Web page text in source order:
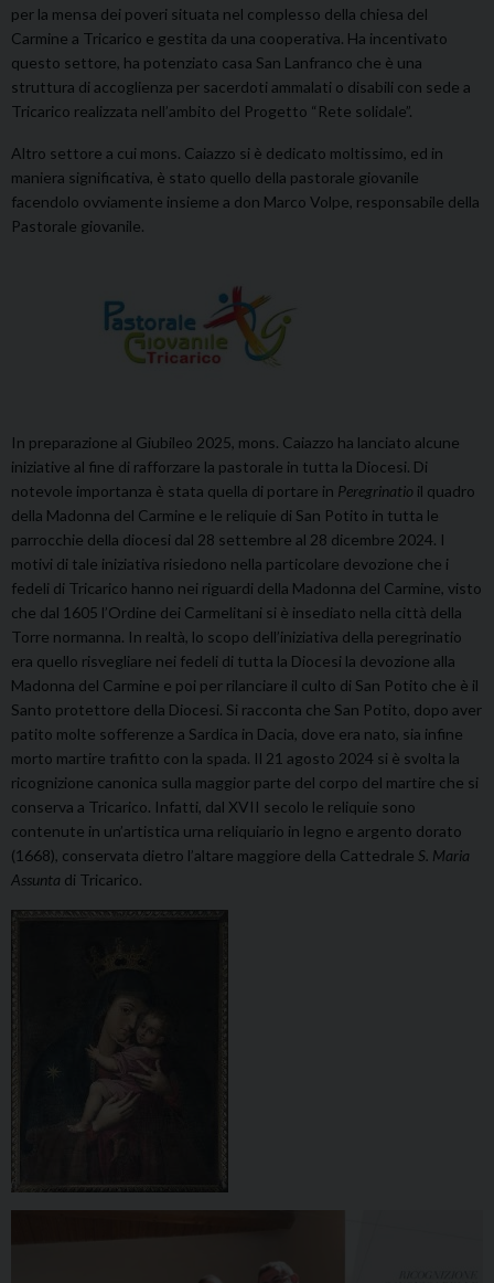
per la mensa dei poveri situata nel complesso della chiesa del
Carmine a Tricarico e gestita da una cooperativa. Ha incentivato
questo settore, ha potenziato casa San Lanfranco che è una
struttura di accoglienza per sacerdoti ammalati o disabili con sede a
Tricarico realizzata nell’ambito del Progetto “Rete solidale”.
Altro settore a cui mons. Caiazzo si è dedicato moltissimo, ed in
maniera significativa, è stato quello della pastorale giovanile
facendolo ovviamente insieme a don Marco Volpe, responsabile della
Pastorale giovanile.
In preparazione al Giubileo 2025, mons. Caiazzo ha lanciato alcune
iniziative al fine di rafforzare la pastorale in tutta la Diocesi. Di
notevole importanza è stata quella di portare in Peregrinatio il quadro
della Madonna del Carmine e le reliquie di San Potito in tutta le
parrocchie della diocesi dal 28 settembre al 28 dicembre 2024. I
motivi di tale iniziativa risiedono nella particolare devozione che i
fedeli di Tricarico hanno nei riguardi della Madonna del Carmine, visto
che dal 1605 l’Ordine dei Carmelitani si è insediato nella città della
Torre normanna. In realtà, lo scopo dell’iniziativa della peregrinatio
era quello risvegliare nei fedeli di tutta la Diocesi la devozione alla
Madonna del Carmine e poi per rilanciare il culto di San Potito che è il
Santo protettore della Diocesi. Si racconta che San Potito, dopo aver
patito molte sofferenze a Sardica in Dacia, dove era nato, sia infine
morto martire trafitto con la spada. Il 21 agosto 2024 si è svolta la
ricognizione canonica sulla maggior parte del corpo del martire che si
conserva a Tricarico. Infatti, dal XVII secolo le reliquie sono
contenute in un’artistica urna reliquiario in legno e argento dorato
(1668), conservata dietro l’altare maggiore della Cattedrale S. Maria
Assunta di Tricarico.